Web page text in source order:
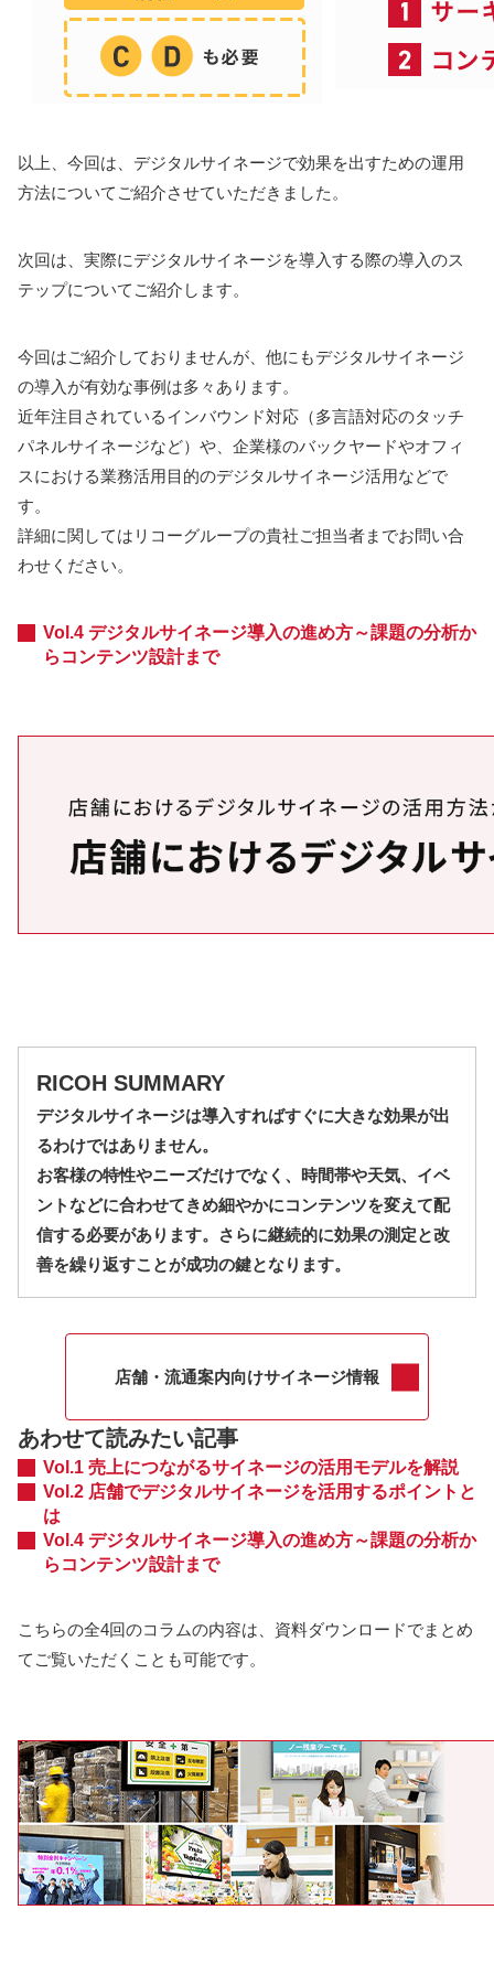
以上、今回は、デジタルサイネージで効果を出すための運用
方法についてご紹介させていただきました。
次回は、実際にデジタルサイネージを導入する際の導入のス
テップについてご紹介します。
今回はご紹介しておりませんが、他にもデジタルサイネージ
の導入が有効な事例は多々あります。
近年注目されているインバウンド対応（多言語対応のタッチ
パネルサイネージなど）や、企業様のバックヤードやオフィ
スにおける業務活用目的のデジタルサイネージ活用などで
す。
詳細に関してはリコーグループの貴社ご担当者までお問い合
わせください。
Vol.4 デジタルサイネージ導入の進め方～課題の分析か
らコンテンツ設計まで
RICOH SUMMARY
デジタルサイネージは導入すればすぐに大きな効果が出
るわけではありません。
お客様の特性やニーズだけでなく、時間帯や天気、イベ
ントなどに合わせてきめ細やかにコンテンツを変えて配
信する必要があります。さらに継続的に効果の測定と改
善を繰り返すことが成功の鍵となります。
店舗・流通案内向けサイネージ情報
あわせて読みたい記事
Vol.1 売上につながるサイネージの活用モデルを解説
Vol.2 店舗でデジタルサイネージを活用するポイントと
は
Vol.4 デジタルサイネージ導入の進め方～課題の分析か
らコンテンツ設計まで
こちらの全4回のコラムの内容は、資料ダウンロードでまとめ
てご覧いただくことも可能です。